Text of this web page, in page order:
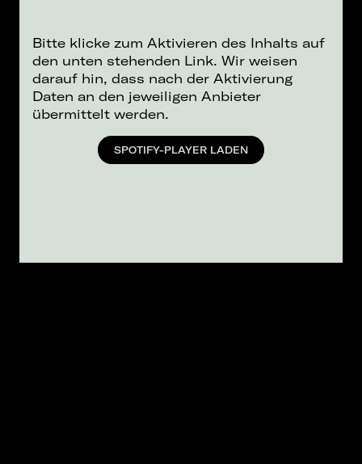
Bitte klicke zum Aktivieren des Inhalts auf
den unten stehenden Link. Wir weisen
darauf hin, dass nach der Aktivierung
Daten an den jeweiligen Anbieter
übermittelt werden.
SPOTIFY-PLAYER LADEN